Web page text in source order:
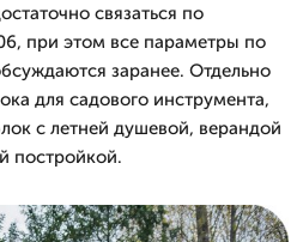
связаться по
при этом все параметры по
заранее. Отдельно
для садового инструмента,
с летней душевой, верандой
постройкой.